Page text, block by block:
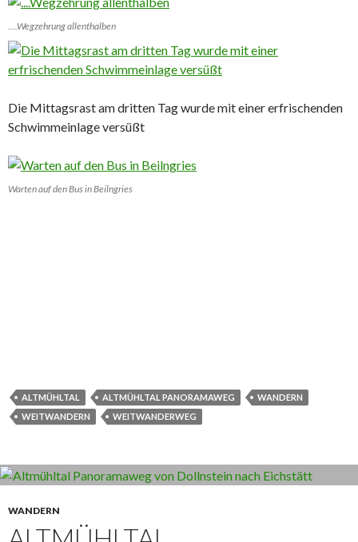
….Wegzehrung allenthalben
Die Mittagsrast am dritten Tag wurde mit einer erfrischenden
Schwimmeinlage versüßt
Warten auf den Bus in Beilngries
ALTMÜHLTAL ALTMÜHLTAL PANORAMAWEG
WANDERN
WEITWANDERN
WEITWANDERWEG
WANDERN